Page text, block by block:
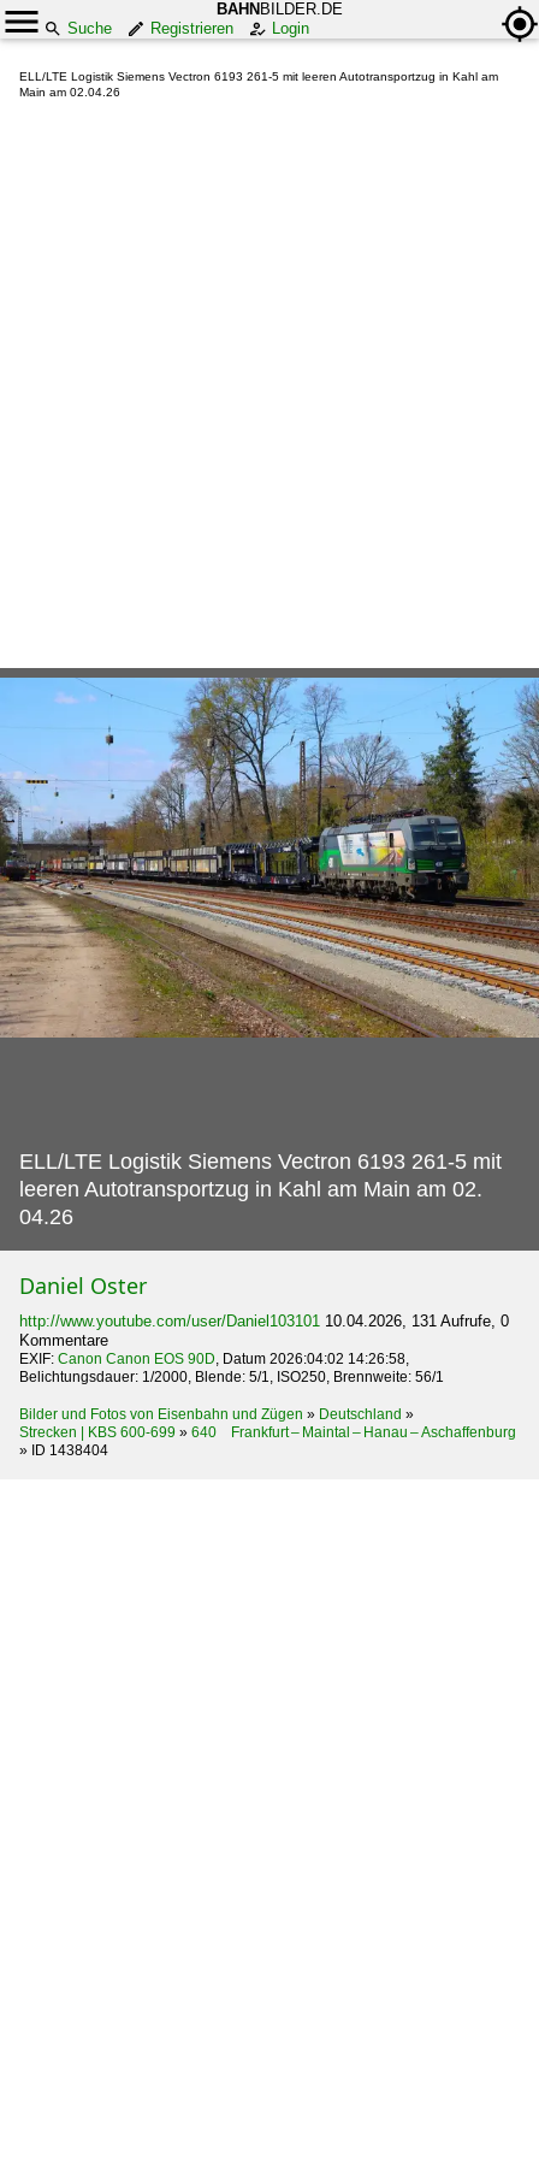
BAHN BILDER.DE
Suche
Registrieren Login
ELL/LTE Logistik Siemens Vectron 6193 261-5 mit leeren Autotransportzug in Kahl am
Main am 02.04.26
ELL/LTE Logistik Siemens Vectron 6193 261-5 mit
leeren Autotransportzug in Kahl am Main am 02.
04.26
Daniel Oster
http://www.youtube.com/user/Daniel103101 10.04.2026, 131 Aufrufe, 0
Kommentare
EXIF: Canon Canon EOS 90D, Datum 2026:04:02 14:26:58,
Belichtungsdauer: 1/2000, Blende: 5/1, ISO250, Brennweite: 56/1
Bilder und Fotos von Eisenbahn und Zügen » Deutschland »
Strecken | KBS 600-699 » 640 Frankfurt – Maintal – Hanau – Aschaffenburg
» ID 1438404